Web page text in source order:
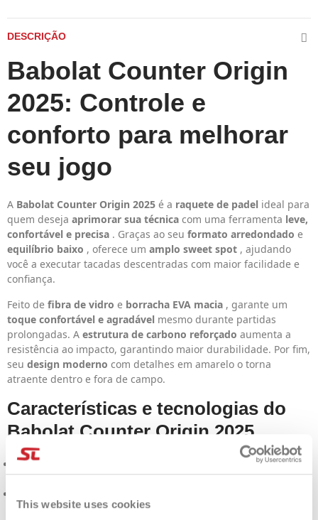
This website uses cookies
DESCRIÇÃO
Babolat Counter Origin
2025: Controle e
conforto para melhorar
seu jogo
A Babolat Counter Origin 2025 é a raquete de padel ideal para
quem deseja aprimorar sua técnica com uma ferramenta leve,
confortável e precisa . Graças ao seu formato arredondado e
equilíbrio baixo , oferece um amplo sweet spot , ajudando
você a executar tacadas descentradas com maior facilidade e
confiança.
Feito de fibra de vidro e borracha EVA macia , garante um
toque confortável e agradável mesmo durante partidas
prolongadas. A estrutura de carbono reforçado aumenta a
resistência ao impacto, garantindo maior durabilidade. Por fim,
seu design moderno com detalhes em amarelo o torna
atraente dentro e fora de campo.
Características e tecnologias do
Babolat Counter Origin 2025
Formato redondo com baixo equilíbrio
: mais controle e
precisão, com ponto ideal expandido.
manuseio e resposta rápida.